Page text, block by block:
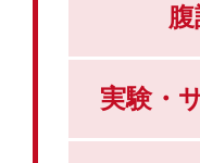
実験・